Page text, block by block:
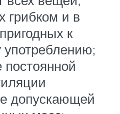
грибком и в
к
допускающей